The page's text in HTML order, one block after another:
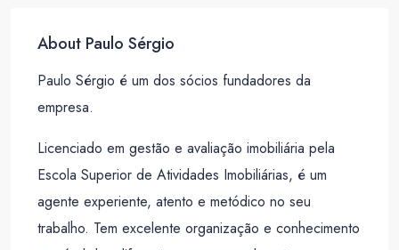
About Paulo Sérgio
Paulo Sérgio é um dos sócios fundadores da
empresa.
Licenciado em gestão e avaliação imobiliária pela
Escola Superior de Atividades Imobiliárias, é um
agente experiente, atento e metódico no seu
trabalho. Tem excelente organização e conhecimento